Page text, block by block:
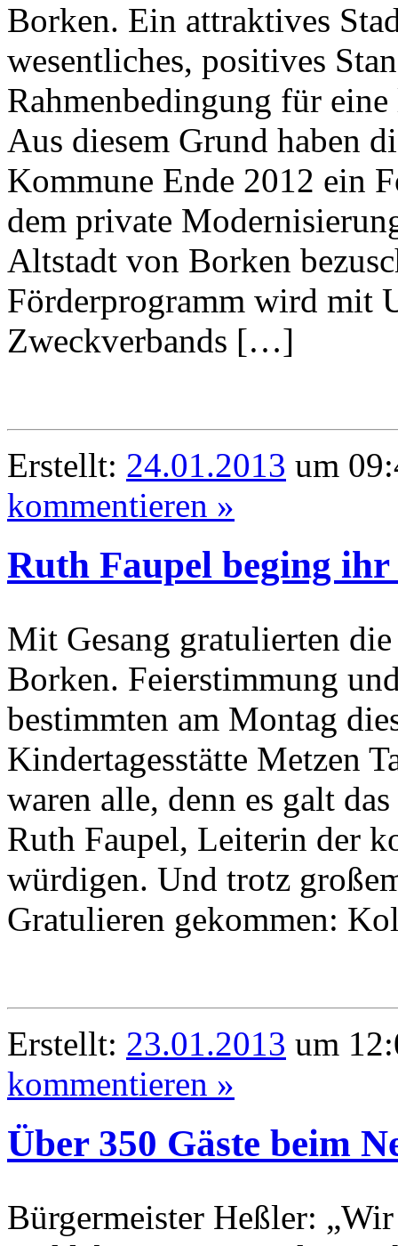
Borken. Ein attraktives
wesentliches, positives
Rahmenbedingung für
Aus diesem Grund haben
Kommune Ende 2012 ein
dem private
Altstadt von Borken
Förderprogramm wird mit
Zweckverbands […]
Erstellt: 24.01.2013 um
kommentieren »
Ruth Faupel beging
Mit Gesang gratulierten
Borken. Feierstimmung
bestimmten am Montag
Kindertagesstätte Metzen
waren alle, denn es galt
Ruth Faupel, Leiterin der
würdigen. Und trotz
Gratulieren gekommen:
Erstellt: 23.01.2013 um
kommentieren »
Über 350 Gäste beim
Bürgermeister Heßler: